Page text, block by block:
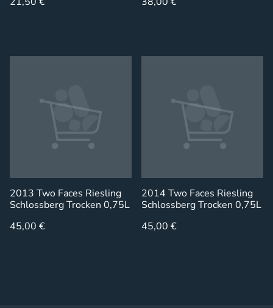
2013 Two Faces Riesling
Schlossberg Trocken 0,75L
45,00 €
2014 Two Faces Riesling
Schlossberg Trocken 0,75L
45,00 €